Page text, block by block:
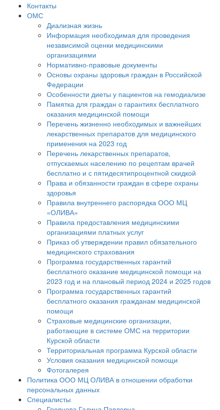
Контакты
ОМС
Диализная жизнь
Информация необходимая для проведения
независимой оценки медицинскими
организациями
Нормативно-правовые документы
Основы охраны здоровья граждан в Российской
Федерации
Особенности диеты у пациентов на гемодиализе
Памятка для граждан о гарантиях бесплатного
оказания медицинской помощи
Перечень жизненно необходимых и важнейших
лекарственных препаратов для медицинского
применения на 2023 год
Перечень лекарственных препаратов,
отпускаемых населению по рецептам врачей
бесплатно и с пятидесятипроцентной скидкой
Права и обязанности граждан в сфере охраны
здоровья
Правила внутреннего распорядка ООО МЦ
«ОЛИВА»
Правила предоставления медицинскими
организациями платных услуг
Приказ об утверждении правил обязательного
медицинского страхования
Программа государственных гарантий
бесплатного оказание медицинской помощи на
2023 год и на плановый период 2024 и 2025 годов
Программа государственных гарантий
бесплатного оказания гражданам медицинской
помощи
Страховые медицинские организации,
работающие в системе ОМС на территории
Курской области
Территориальная программа Курской области
Условия оказания медицинской помощи
Фотогалерея
Политика ООО МЦ ОЛИВА в отношении обработки
персональных данных
Специалисты